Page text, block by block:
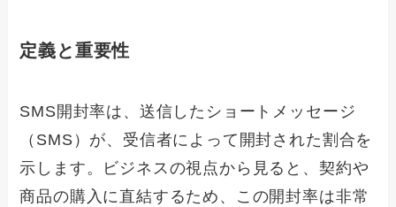
定義と重要性
SMS開封率は、送信したショートメッセージ
（SMS）が、受信者によって開封された割合を
示します。ビジネスの視点から見ると、契約や
商品の購入に直結するため、この開封率は非常